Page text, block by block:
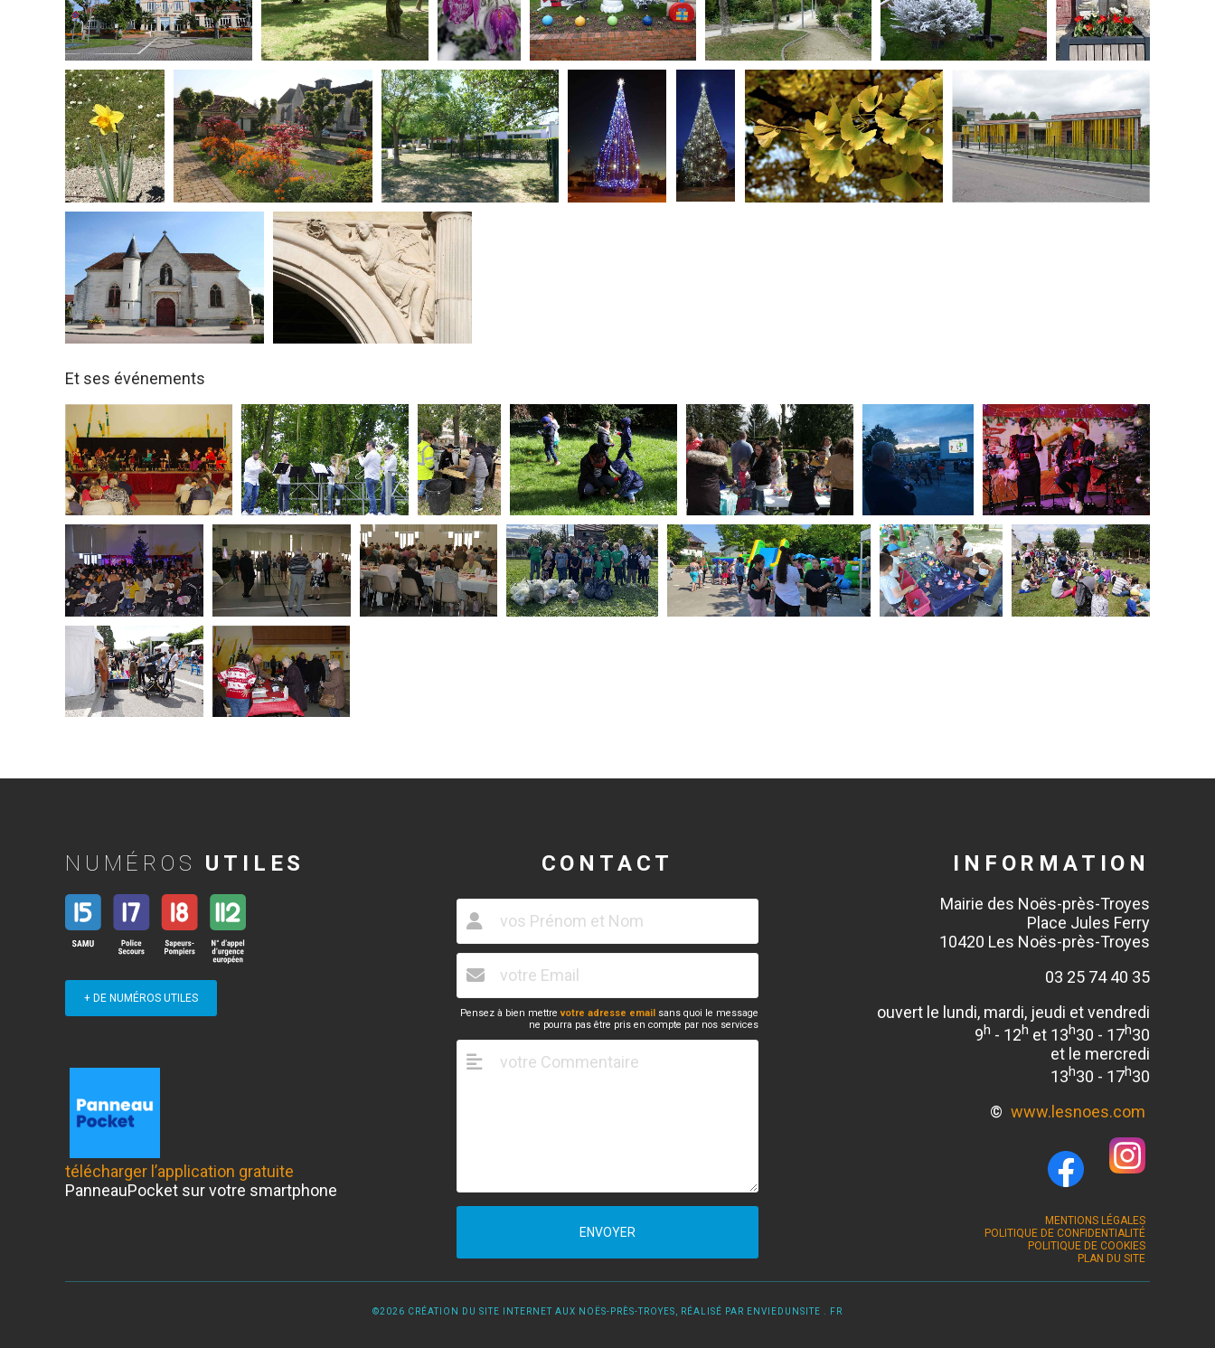
Et ses événements
NUMÉROS UTILES
+ DE NUMÉROS UTILES
télécharger l’application gratuite
PanneauPocket sur votre smartphone
CONTACT
Pensez à bien mettrevotre adresse email sans quoi le message
ne pourra pas être pris en compte par nos services
ENVOYER
INFORMATION
Mairie des Noës-près-Troyes
Place Jules Ferry
10420 Les Noës-près-Troyes
03 25 74 40 35
ouvert le lundi, mardi, jeudi et vendredi
9h - 12h et 13h30 - 17h30
et le mercredi
13h30 - 17h30
© www.lesnoes.com
MENTIONS LÉGALES
POLITIQUE DE CONFIDENTIALITÉ
POLITIQUE DE COOKIES
PLAN DU SITE
©2026 CRÉATION DU SITE INTERNET AUX NOËS-PRÈS-TROYES, RÉALISÉ PAR ENVIEDUNSITE . FR